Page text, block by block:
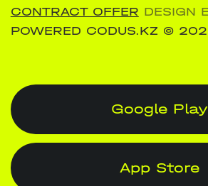
CONTRACT OFFER DESIGN
POWERED CODUS.KZ ©
Google Play
App Store